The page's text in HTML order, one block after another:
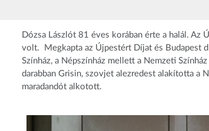
Dózsa Lászlót 81 éves korában érte a halál. Az
volt. Megkapta az Újpestért Díjat és Budapest
Színház, a Népszínház mellett a Nemzeti
darabban Grisin, szovjet alezredest alakította a
maradandót alkotott.